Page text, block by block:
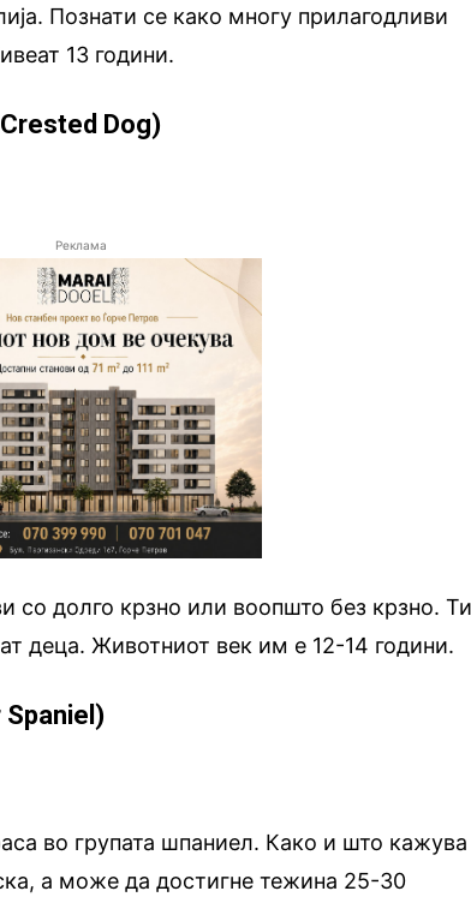
Познати се како многу прилагодливи
13 години.
Dog)
Реклама
со долго крзно или воопшто без крзно.
деца. Животниот век им е 12-14 години.
во групата шпаниел. Како и што кажува
а може да достигне тежина 25-30